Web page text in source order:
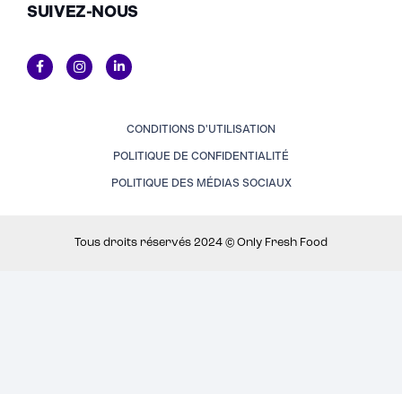
SUIVEZ-NOUS
CONDITIONS D'UTILISATION
POLITIQUE DE CONFIDENTIALITÉ
POLITIQUE DES MÉDIAS SOCIAUX
Tous droits réservés 2024 © Only Fresh Food